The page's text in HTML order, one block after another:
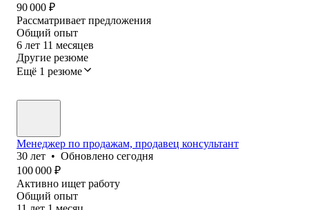
90 000 ₽
Рассматривает предложения
Общий опыт
6 лет 11 месяцев
Другие резюме
Ещё 1 резюме
Менеджер по продажам, продавец консультант
30 лет • Обновлено сегодня
100 000 ₽
Активно ищет работу
Общий опыт